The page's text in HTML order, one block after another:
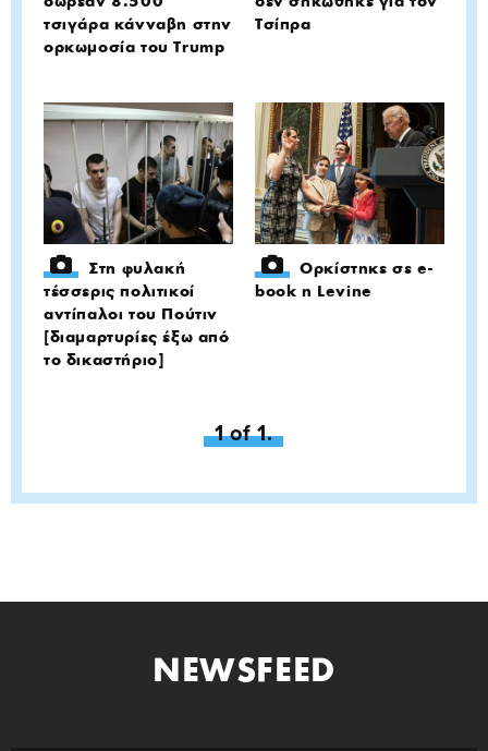
τσιγάρα κάνναβη στην
ορκωμοσία του Trump
Τσίπρα
Στη φυλακή
τέσσερις πολιτικοί
αντίπαλοι του Πούτιν
[διαμαρτυρίες έξω από
το δικαστήριο]
Ορκίστηκε σε e-
book η Levine
You're on page
1 of 1.
NEWSFEED